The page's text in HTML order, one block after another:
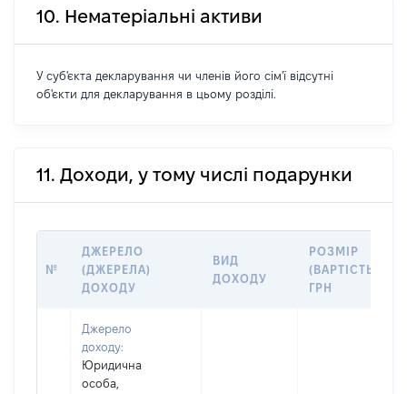
10. Нематеріальні активи
У суб'єкта декларування чи членів його сім'ї відсутні
об'єкти для декларування в цьому розділі.
11. Доходи, у тому числі подарунки
№
ДЖЕРЕЛО
(ДЖЕРЕЛА)
ДОХОДУ
ВИД
ДОХОДУ
РОЗМІР
(ВАРТІСТЬ),
ГРН
Джерело
доходу:
Юридична
особа,